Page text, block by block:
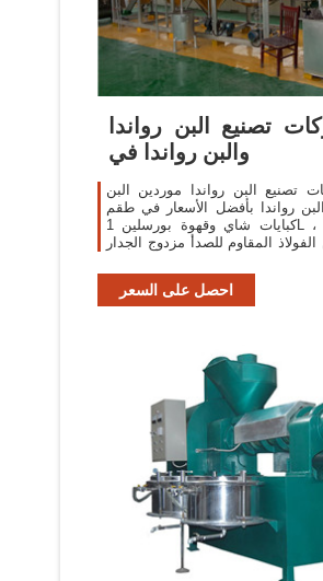
تصنيع البن رواندا
والبن رواندا في
تصنيع البن رواندا موردين البن
رواندا بأفضل الأسعار في طقم
كبايات شاي وقهوة بورسلين 1L إناء قهوة عربي ،
المقاوم للصدأ مزدوج الجدار
احصل على السعر